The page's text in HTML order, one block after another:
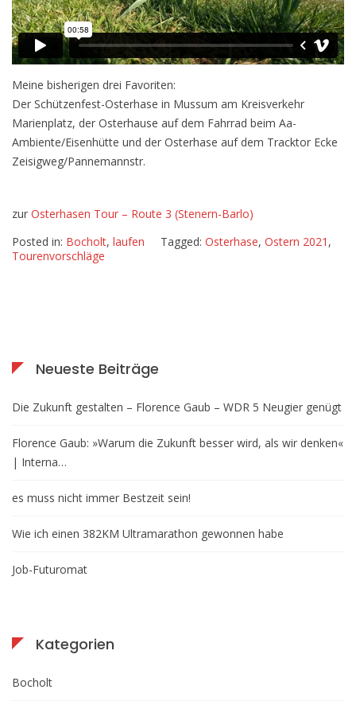
Meine bisherigen drei Favoriten:
Der Schützenfest-Osterhase in Mussum am Kreisverkehr
Marienplatz, der Osterhause auf dem Fahrrad beim Aa-
Ambiente/Eisenhütte und der Osterhase auf dem Tracktor Ecke
Zeisigweg/Pannemannstr.
zur Osterhasen Tour – Route 3 (Stenern-Barlo)
Posted in: Bocholt, laufen Tagged: Osterhase, Ostern 2021 ,
Tourenvorschläge
Neueste Beiträge
Die Zukunft gestalten – Florence Gaub – WDR 5 Neugier genügt
Florence Gaub: »Warum die Zukunft besser wird, als wir denken«
| Interna…
es muss nicht immer Bestzeit sein!
Wie ich einen 382KM Ultramarathon gewonnen habe
Job-Futuromat
Kategorien
Bocholt